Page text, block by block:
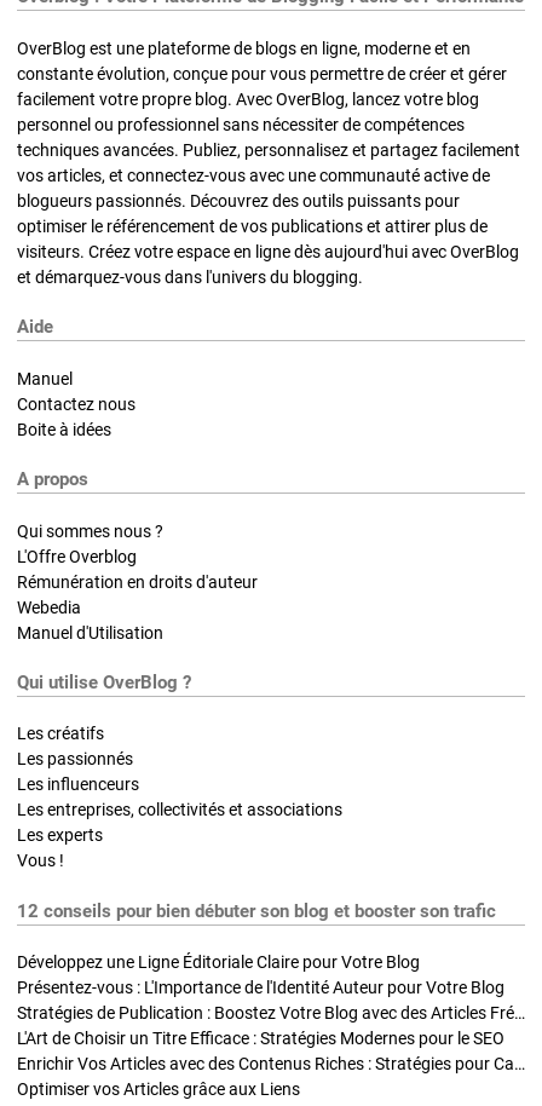
OverBlog est une plateforme de blogs en ligne, moderne et en
constante évolution, conçue pour vous permettre de créer et gérer
facilement votre propre blog. Avec OverBlog, lancez votre blog
personnel ou professionnel sans nécessiter de compétences
techniques avancées. Publiez, personnalisez et partagez facilement
vos articles, et connectez-vous avec une communauté active de
blogueurs passionnés. Découvrez des outils puissants pour
optimiser le référencement de vos publications et attirer plus de
visiteurs. Créez votre espace en ligne dès aujourd'hui avec OverBlog
et démarquez-vous dans l'univers du blogging.
Aide
Manuel
Contactez nous
Boite à idées
A propos
Qui sommes nous ?
L'Offre Overblog
Rémunération en droits d'auteur
Webedia
Manuel d'Utilisation
Qui utilise OverBlog ?
Les créatifs
Les passionnés
Les influenceurs
Les entreprises, collectivités et associations
Les experts
Vous !
12 conseils pour bien débuter son blog et booster son trafic
Développez une Ligne Éditoriale Claire pour Votre Blog
Présentez-vous : L'Importance de l'Identité Auteur pour Votre Blog
Stratégies de Publication : Boostez Votre Blog avec des Articles Fréquents et Exclusifs
L'Art de Choisir un Titre Efficace : Stratégies Modernes pour le SEO
Enrichir Vos Articles avec des Contenus Riches : Stratégies pour Captiver et Optimiser
Optimiser vos Articles grâce aux Liens